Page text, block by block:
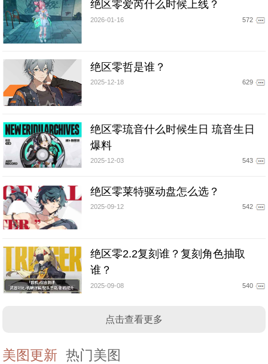
绝区零爱芮什么时候上线？
2026-01-16 572
绝区零哲是谁？
2025-12-18 629
绝区零琉音什么时候生日 琉音生日
爆料
2025-12-03 543
绝区零莱特驱动盘怎么选？
2025-09-12 542
绝区零2.2复刻谁？复刻角色抽取
谁？
2025-09-08 540
点击查看更多
美图更新 热门美图